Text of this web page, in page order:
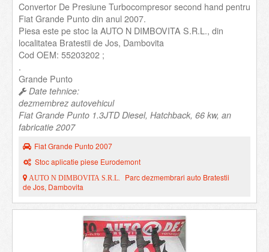
Convertor De Presiune Turbocompresor second hand pentru
Fiat Grande Punto din anul 2007.
Piesa este pe stoc la AUTO N DIMBOVITA S.R.L., din
localitatea Bratestii de Jos, Dambovita
Cod OEM: 55203202 ;
.
Grande Punto
Date tehnice:
dezmembrez autovehicul
Fiat Grande Punto 1.3JTD Diesel, Hatchback, 66 kw, an
fabricatie 2007
Fiat Grande Punto 2007
Stoc aplicatie piese Eurodemont
AUTO N DIMBOVITA S.R.L.
Parc dezmembrari auto Bratestii
de Jos, Dambovita